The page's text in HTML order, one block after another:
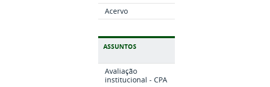
Acervo
ASSUNTOS
Avaliação
institucional - CPA